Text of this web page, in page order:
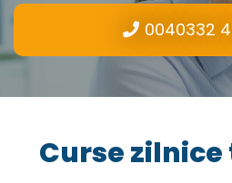
0040332
Curse